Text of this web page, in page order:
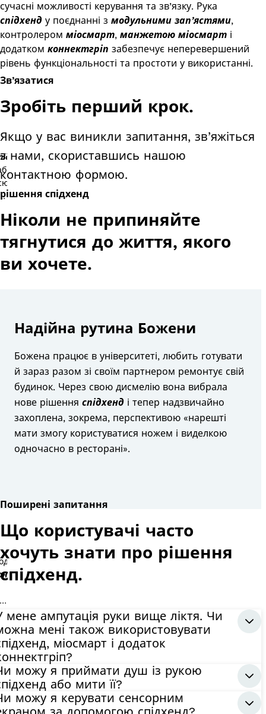
сучасні можливості керування та зв’язку. Рука
спідхенд у поєднанні з модульними зап’ястями,
контролером міосмарт, манжетою міосмарт і
додатком коннектгріп забезпечує неперевершений
рівень функціональності та простоти у використанні.
Зв’язатися
Зробіть перший крок.
Якщо у вас виникли запитання, зв’яжіться
з нами, скориставшись нашою
контактною формою.
рішення спідхенд
Ніколи не припиняйте
тягнутися до життя, якого
ви хочете.
Надійна рутина Божени
Божена працює в університеті, любить готувати
й зараз разом зі своїм партнером ремонтує свій
будинок. Через свою дисмелію вона вибрала
нове рішення спідхенд і тепер надзвичайно
захоплена, зокрема, перспективою «нарешті
мати змогу користуватися ножем і виделкою
одночасно в ресторані».
Поширені запитання
Що користувачі часто
хочуть знати про рішення
спідхенд.
мене ампутація руки вище ліктя. Чи
мені також використовувати
міосмарт і додаток
можу я приймати душ із рукою
або мити її?
можу я керувати сенсорним